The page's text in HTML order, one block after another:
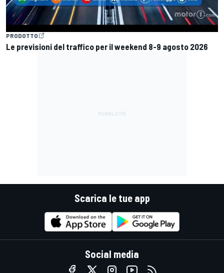
PRODOTTO
Le previsioni del traffico per il weekend 8-9 agosto 2026
Scarica le tue app
Social media